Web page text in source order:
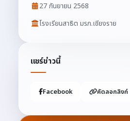
27 กันยายน 2568
โรงเรียนสาธิต มรภ.เชียงราย
แชร์ข่าวนี้
Facebook คัดลอกลิงก์